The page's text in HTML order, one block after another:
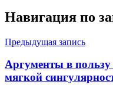
Навигация по
Предыдущая запись
Аргументы в пользу
мягкой